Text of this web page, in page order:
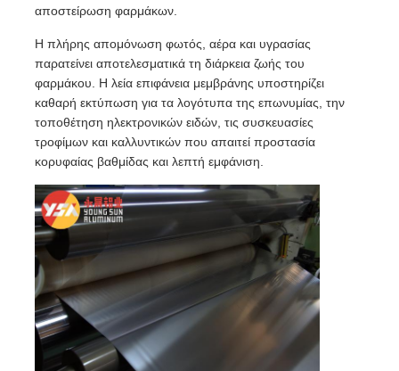
Αρχική
Προϊόντα
Σχετικά με εμάς
Ξενάγηση στο Εργοστάσιο
Ποιοτικός έλεγχος
αποστείρωση φαρμάκων.
Η πλήρης απομόνωση φωτός, αέρα και υγρασίας
παρατείνει αποτελεσματικά τη διάρκεια ζωής του
φαρμάκου. Η λεία επιφάνεια μεμβράνης υποστηρίζει
καθαρή εκτύπωση για τα λογότυπα της επωνυμίας, την
τοποθέτηση ηλεκτρονικών ειδών, τις συσκευασίες
τροφίμων και καλλυντικών που απαιτεί προστασία
κορυφαίας βαθμίδας και λεπτή εμφάνιση.